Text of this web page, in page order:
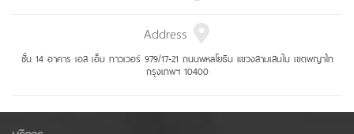
Address
ชั้น 14 อาคาร เอส เอ็ม ทาวเวอร์ 979/17-21 ถนนพหลโยธิน แขวงสามเสนใน เขตพญาไท
กรุงเทพฯ 10400